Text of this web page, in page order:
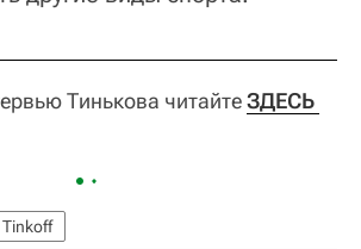
Тинькова читайтеЗДЕСЬ
Tinkoff